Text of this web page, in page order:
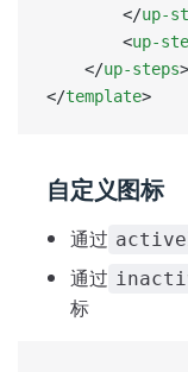
		</
up-
		<
up-
	</
up-steps>
</template>
自定义图标
通过
通过
标